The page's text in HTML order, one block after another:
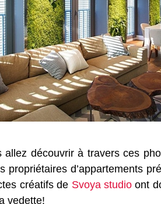
découvrir à travers ces
d’appartements
créatifs de Svoya studioont
vedette!